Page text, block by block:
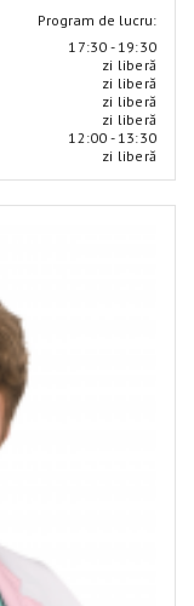
Program de lucru:
17:30 - 19:30
zi liberă
zi liberă
zi liberă
zi liberă
12:00 - 13:30
zi liberă